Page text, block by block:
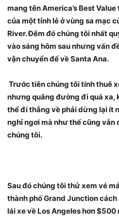
mang tên America’s Best
của một tỉnh lẻ ở vùng sa mạc
River. Đêm đó chúng tôi nhất
vào sáng hôm sau nhưng vấn
vận chuyển để về Santa Ana.
Trước tiên chúng tôi tính thuê
nhưng quãng đường đi quá xa,
thể đi thẳng về phải dừng lại ít
nghỉ ngơi mà như thế cũng vẫn
chúng tôi.
Sau đó chúng tôi thử xem vé
thành phố Grand Junction
lái xe về Los Angeles hơn